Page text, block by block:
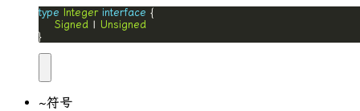
type Integer interface
Signed | Unsigned
}
~符号